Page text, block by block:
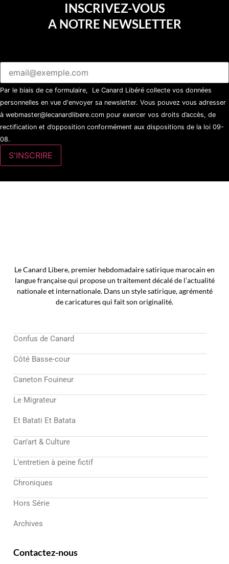
INSCRIVEZ-VOUS
A NOTRE NEWSLETTER
Par le biais de ce formulaire, Le Canard Libéré collecte vos données
personnelles en vue d'envoyer sa newsletter. Vous pouvez vous adresser
à webmaster@lecanardlibere.com pour exercer vos droits d’accès, de
rectification et d’opposition conformément aux dispositions de la loi 09-
08.
Le Canard Libere, premier hebdomadaire satirique marocain en
langue française qui propose un traitement décalé de l’actualité
nationale et internationale. Dans un style satirique, agrémenté
de caricatures qui fait son originalité.
Confus de Canard
Côté Basse-cour
Caneton Fouineur
Le Migrateur
Et Batati Et Batata
Can’art & Culture
L’entretien à peine fictif
Chroniques
Hors Série
Archives
Contactez-nous